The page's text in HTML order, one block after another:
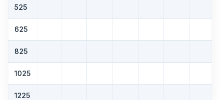
525
625
825
1025
1225